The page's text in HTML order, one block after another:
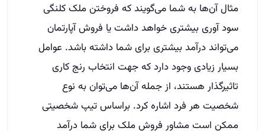
مثال آن‌ها به شما می‌گویند که فروختن ملک کلنگی
سود آوری بیشتری خواهد داشت یا فروش آپارتمان
می‌تواند درآمد بیشتری برای شما داشته باشد. عوامل
بسیار زیادی وجود دارد که جهت انتخاب رنج کاری
تاثیرگذار هستند، از جمله آن‌ها می‌توان به نوع
شخصیت هر فرد اشاره کرد. براساس تیپ شخصیتی
ممکن است مشاور فروش ملک برای شما درآمد